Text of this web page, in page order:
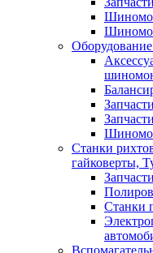
Станки
гайковерты,
Запчасти
Станки